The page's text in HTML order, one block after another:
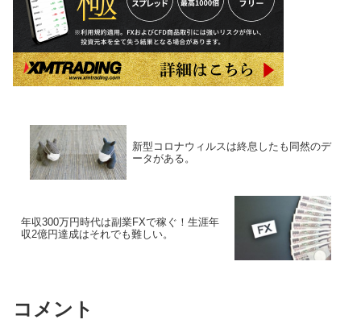
新型コロナウィルスは終息したも同然のデ
ータがある。
年収300万円時代は副業FXで稼ぐ！生涯年
収2億円達成はそれでも難しい。
コメント